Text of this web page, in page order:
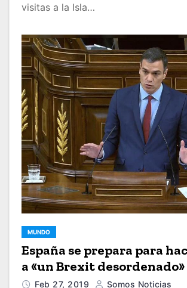
visitas a la Isla…
MUNDO
España se prepara para
a «un Brexit desordenado»
Feb 27, 2019 Somos Noticias